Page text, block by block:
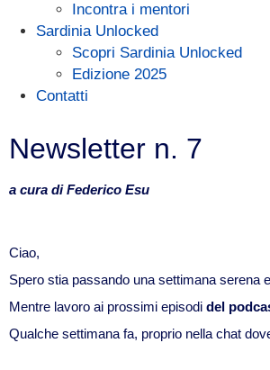
Incontra i mentori
Sardinia Unlocked
Scopri Sardinia Unlocked
Edizione 2025
Contatti
Newsletter n. 7
a cura di Federico Esu
Ciao,
Spero stia passando una settimana serena
Mentre lavoro ai prossimi episodi del
Qualche settimana fa, proprio nella chat